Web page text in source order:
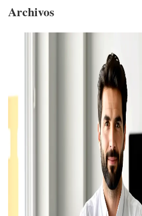
Archivos